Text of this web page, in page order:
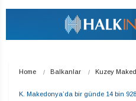
Home Balkanlar Kuzey
K. Makedonya’da bir günde 14 bin